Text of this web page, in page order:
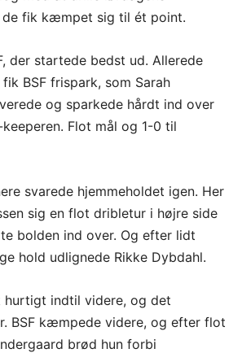
de fik kæmpet sig til ét point.
der startede bedst ud. Allerede
BSF frispark, som Sarah
og sparkede hårdt ind over
Flot mål og 1-0 til
svarede hjemmeholdet igen. Her
sig en flot dribletur i højre side
bolden ind over. Og efter lidt
hold udlignede Rikke Dybdahl.
hurtigt indtil videre, og det
BSF kæmpede videre, og efter flot
brød hun forbi